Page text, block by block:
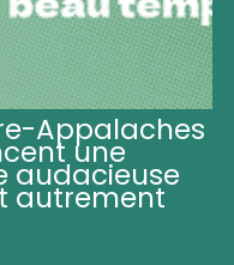
Appalaches
une
audacieuse
autrement